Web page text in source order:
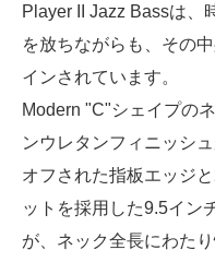
Player II Jazz Bassは、
を放ちながらも、その
インされています。
Modern "C"シェイプの
ンウレタンフィニッシ
オフされた指板エッジ
ットを採用した9.5イン
が、ネック全長にわた